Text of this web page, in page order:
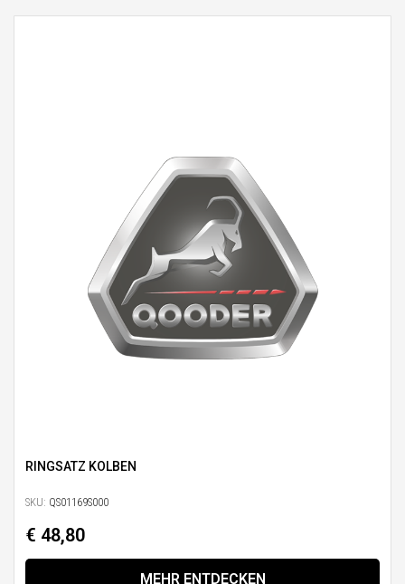
RINGSATZ KOLBEN
SKU: QS01169S000
€ 48,80
MEHR ENTDECKEN